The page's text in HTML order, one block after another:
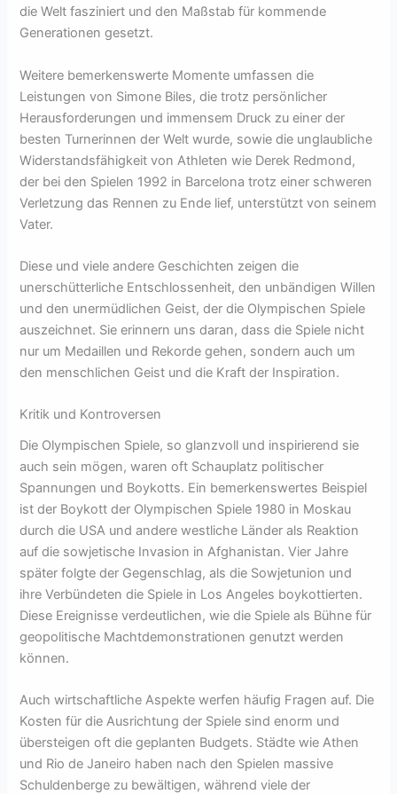
die Welt fasziniert und den Maßstab für kommende
Generationen gesetzt.
Weitere bemerkenswerte Momente umfassen die
Leistungen von Simone Biles, die trotz persönlicher
Herausforderungen und immensem Druck zu einer der
besten Turnerinnen der Welt wurde, sowie die unglaubliche
Widerstandsfähigkeit von Athleten wie Derek Redmond,
der bei den Spielen 1992 in Barcelona trotz einer schweren
Verletzung das Rennen zu Ende lief, unterstützt von seinem
Vater.
Diese und viele andere Geschichten zeigen die
unerschütterliche Entschlossenheit, den unbändigen Willen
und den unermüdlichen Geist, der die Olympischen Spiele
auszeichnet. Sie erinnern uns daran, dass die Spiele nicht
nur um Medaillen und Rekorde gehen, sondern auch um
den menschlichen Geist und die Kraft der Inspiration.
Kritik und Kontroversen
Die Olympischen Spiele, so glanzvoll und inspirierend sie
auch sein mögen, waren oft Schauplatz politischer
Spannungen und Boykotts. Ein bemerkenswertes Beispiel
ist der Boykott der Olympischen Spiele 1980 in Moskau
durch die USA und andere westliche Länder als Reaktion
auf die sowjetische Invasion in Afghanistan. Vier Jahre
später folgte der Gegenschlag, als die Sowjetunion und
ihre Verbündeten die Spiele in Los Angeles boykottierten.
Diese Ereignisse verdeutlichen, wie die Spiele als Bühne für
geopolitische Machtdemonstrationen genutzt werden
können.
Auch wirtschaftliche Aspekte werfen häufig Fragen auf. Die
Kosten für die Ausrichtung der Spiele sind enorm und
übersteigen oft die geplanten Budgets. Städte wie Athen
und Rio de Janeiro haben nach den Spielen massive
Schuldenberge zu bewältigen, während viele der